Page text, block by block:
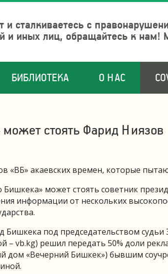
и сталкиваетесь с
и иных лиц, обращайтесь к
БИБЛИОТЕКА О НАС
стоять Фарид Ниязов
«ВБ» акаевских времен, которые
может стоять советник
информации от нескольких
под председательством судьи
– vb.kg) решил передать 50% доли
дом «Вечерний Бишкек») бывшим